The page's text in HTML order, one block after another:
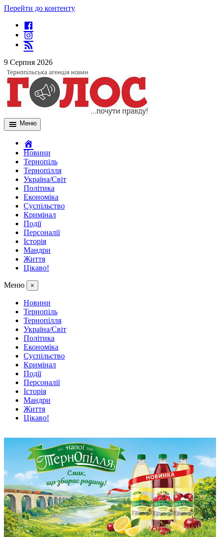
Перейти до контенту
9 Серпня 2026
Меню
Новини
Тернопіль
Тернопілля
Україна/Світ
Політика
Економіка
Суспільство
Кримінал
Події
Персоналії
Історія
Мандри
Життя
Цікаво!
Меню ×
Новини
Тернопіль
Тернопілля
Україна/Світ
Політика
Економіка
Суспільство
Кримінал
Події
Персоналії
Історія
Мандри
Життя
Цікаво!